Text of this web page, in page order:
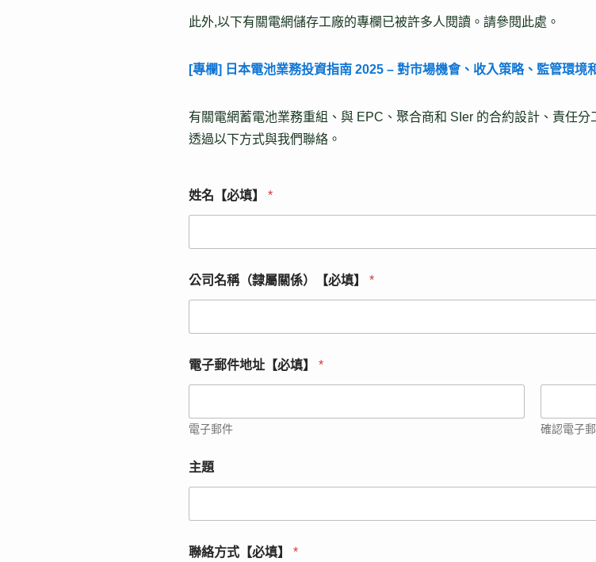
此外,以下有關電網儲存工廠的專欄已被許多人閱讀。請參閱此處。
[專欄] 日本電池業務投資指南 2025 – 對市場機會、收入策略、監管環境
有關電網蓄電池業務重組、與 EPC、聚合商和 SIer 的合約設計、責任分
透過以下方式與我們聯絡。
姓名【必填】 *
公司名稱（隸屬關係）【必填】 *
電子郵件地址【必填】 *
電子郵件 確認電子
主題
司
聯絡方式【必填】 *